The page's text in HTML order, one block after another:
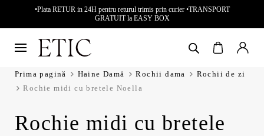
•Plata RETUR in 24H pentru returul trimis prin curier •TRANSPORT
GRATUIT la EASY BOX
Prima pagină Haine Damă Rochii dama
Rochii de zi
Rochie midi cu bretele Noella
Rochie midi cu bretele